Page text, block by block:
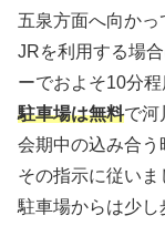
五泉方面へ向かっ
JRを利用する場合
ーでおよそ10分程
駐車場は無料で河
会期中の込み合う
その指示に従いま
駐車場からは少